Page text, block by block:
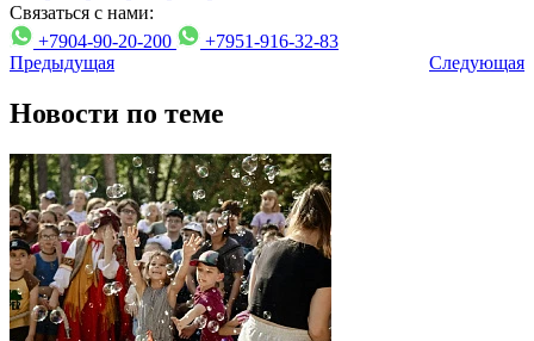
Связаться с нами:
+7904-90-20-200
+7951-916-32-83
Предыдущая
Следующая
Новости по теме